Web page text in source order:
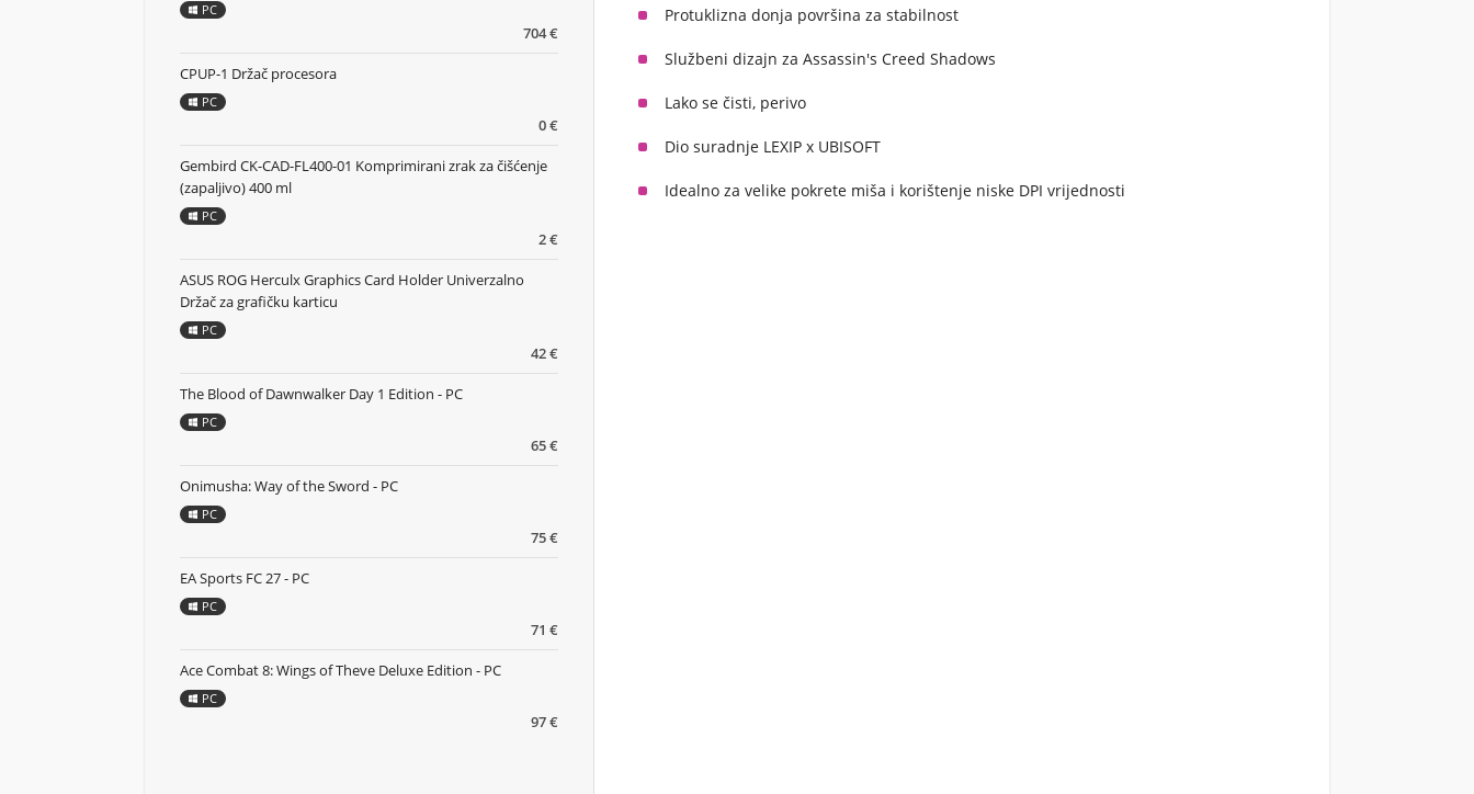
Protuklizna donja površina za stabilnost
Službeni dizajn za Assassin's Creed Shadows
Lako se čisti, perivo
Dio suradnje LEXIP x UBISOFT
Idealno za velike pokrete miša i korištenje niske DPI vrijednosti
704 €
PC
0 €
CPUP-1 Držač procesora
PC
2 €
Gembird CK-CAD-FL400-01 Komprimirani zrak za čišćenje
(zapaljivo) 400 ml
PC
42 €
ASUS ROG Herculx Graphics Card Holder Univerzalno
Držač za grafičku karticu
PC
65 €
The Blood of Dawnwalker Day 1 Edition - PC
PC
75 €
Onimusha: Way of the Sword - PC
PC
71 €
EA Sports FC 27 - PC
PC
97 €
Ace Combat 8: Wings of Theve Deluxe Edition - PC
PC